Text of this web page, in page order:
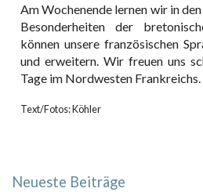
Am Wochenende lernen wir in
Besonderheiten der
können unsere französischen
und erweitern. Wir freuen uns
Tage im Nordwesten Frankreichs.
Text/Fotos: Köhler
Neueste Beiträge